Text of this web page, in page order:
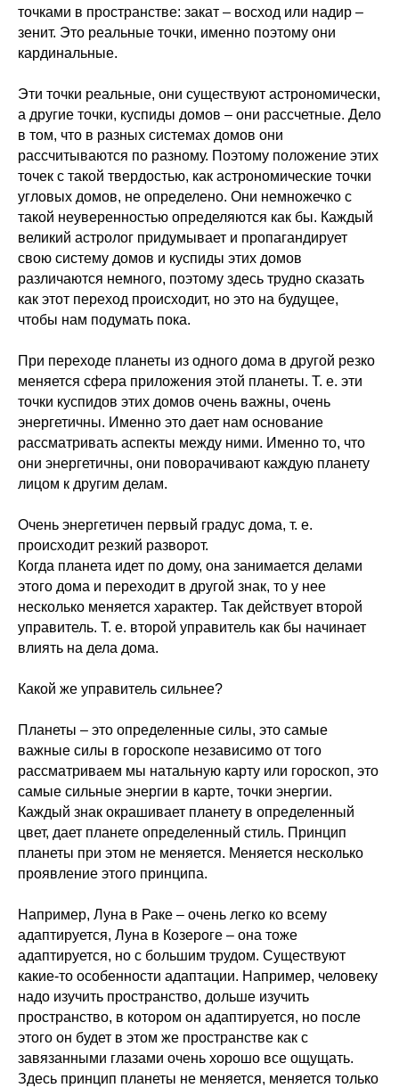
точками в пространстве: закат – восход или надир –
зенит. Это реальные точки, именно поэтому они
кардинальные.
Эти точки реальные, они существуют астрономически,
а другие точки, куспиды домов – они рассчетные. Дело
в том, что в разных системах домов они
рассчитываются по разному. Поэтому положение этих
точек с такой твердостью, как астрономические точки
угловых домов, не определено. Они немножечко с
такой неуверенностью определяются как бы. Каждый
великий астролог придумывает и пропагандирует
свою систему домов и куспиды этих домов
различаются немного, поэтому здесь трудно сказать
как этот переход происходит, но это на будущее,
чтобы нам подумать пока.
При переходе планеты из одного дома в другой резко
меняется сфера приложения этой планеты. Т. е. эти
точки куспидов этих домов очень важны, очень
энергетичны. Именно это дает нам основание
рассматривать аспекты между ними. Именно то, что
они энергетичны, они поворачивают каждую планету
лицом к другим делам.
Очень энергетичен первый градус дома, т. е.
происходит резкий разворот.
Когда планета идет по дому, она занимается делами
этого дома и переходит в другой знак, то у нее
несколько меняется характер. Так действует второй
управитель. Т. е. второй управитель как бы начинает
влиять на дела дома.
Какой же управитель сильнее?
Планеты – это определенные силы, это самые
важные силы в гороскопе независимо от того
рассматриваем мы натальную карту или гороскоп, это
самые сильные энергии в карте, точки энергии.
Каждый знак окрашивает планету в определенный
цвет, дает планете определенный стиль. Принцип
планеты при этом не меняется. Меняется несколько
проявление этого принципа.
Например, Луна в Раке – очень легко ко всему
адаптируется, Луна в Козероге – она тоже
адаптируется, но с большим трудом. Существуют
какие-то особенности адаптации. Например, человеку
надо изучить пространство, дольше изучить
пространство, в котором он адаптируется, но после
этого он будет в этом же пространстве как с
завязанными глазами очень хорошо все ощущать.
Здесь принцип планеты не меняется, меняется только